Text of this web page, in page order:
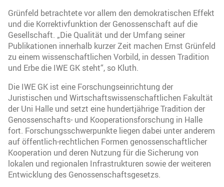
Grünfeld betrachtete vor allem den demokratischen Effekt
und die Korrektivfunktion der Genossenschaft auf die
Gesellschaft. „Die Qualität und der Umfang seiner
Publikationen innerhalb kurzer Zeit machen Ernst Grünfeld
zu einem wissenschaftlichen Vorbild, in dessen Tradition
und Erbe die IWE GK steht“, so Kluth.
Die IWE GK ist eine Forschungseinrichtung der
Juristischen und Wirtschaftswissenschaftlichen Fakultät
der Uni Halle und setzt eine hundertjährige Tradition der
Genossenschafts- und Kooperationsforschung in Halle
fort. Forschungsschwerpunkte liegen dabei unter anderem
auf öffentlich-rechtlichen Formen genossenschaftlicher
Kooperation und deren Nutzung für die Sicherung von
lokalen und regionalen Infrastrukturen sowie der weiteren
Entwicklung des Genossenschaftsgesetzs.